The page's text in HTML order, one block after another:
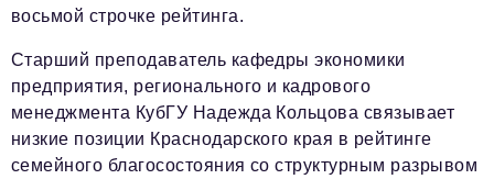
Авторские материалы
Видео
Телефон редакции: +7 495 727-01-67
Электронные почты редакции:
восьмой строчке рейтинга.
Старший преподаватель кафедры экономики
предприятия, регионального и кадрового
менеджмента КубГУ Надежда Кольцова связывает
низкие позиции Краснодарского края в рейтинге
семейного благосостояния со структурным разрывом